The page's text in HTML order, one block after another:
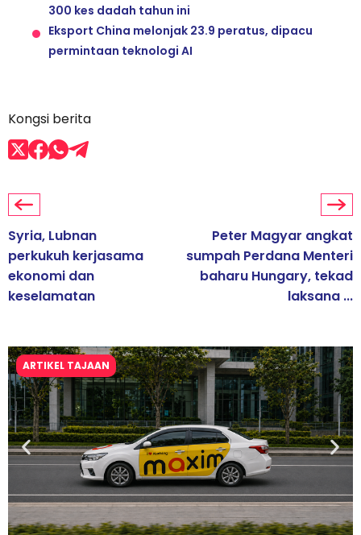
300 kes dadah tahun ini
Eksport China melonjak 23.9 peratus, dipacu
permintaan teknologi AI
Kongsi berita
Syria, Lubnan
perkukuh kerjasama
ekonomi dan
keselamatan
Peter Magyar angkat
sumpah Perdana Menteri
baharu Hungary, tekad
laksana ...
ARTIKEL TAJAAN